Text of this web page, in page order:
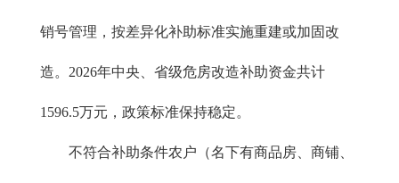
销号管理，按差异化补助标准实施重建或加固改
造。2026年中央、省级危房改造补助资金共计
1596.5万元，政策标准保持稳定。
不符合补助条件农户（名下有商品房、商铺、